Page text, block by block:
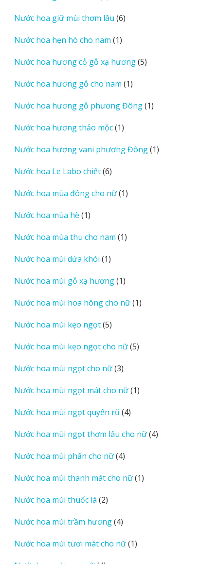
phẩm
Nước hoa giữ mùi thơm lâu 66
Nước hoa hẹn hò cho nam 11
phẩm
Nước hoa hương cỏ gỗ xạ hương 55
Nước hoa hương gỗ cho nam 11
phẩm
Nước hoa hương gỗ phương Đông 11
Nước hoa hương thảo mộc 11
phẩm
Nước hoa hương vani phương Đông 11
Nước hoa Le Labo chiết 66
phẩm
Nước hoa mùa đông cho nữ 11
Nước hoa mùa hè 11
phẩm
Nước hoa mùa thu cho nam 11
Nước hoa mùi dứa khói 11
phẩm
Nước hoa mùi gỗ xạ hương 11
phẩm
Nước hoa mùi hoa hông cho nữ 11
Nước hoa mùi kẹo ngọt 55
phẩm
Nước hoa mùi kẹo ngọt cho nữ 55
Nước hoa mùi ngọt cho nữ 33
phẩm
Nước hoa mùi ngọt mát cho nữ 11
Nước hoa mùi ngọt quyến rũ 44
phẩm
Nước hoa mùi ngọt thơm lâu cho nữ 44
Nước hoa mùi phấn cho nữ 44
phẩm
Nước hoa mùi thanh mát cho nữ 11
Nước hoa mùi thuốc lá 22
phẩm
Nước hoa mùi trầm hương 44
phẩm
Nước hoa mùi tươi mát cho nữ 11